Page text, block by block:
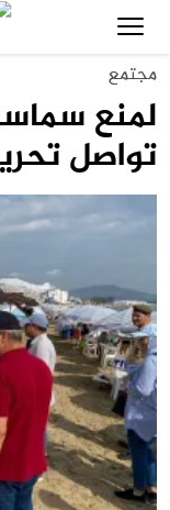
مجتمع
لمنع
تواصل